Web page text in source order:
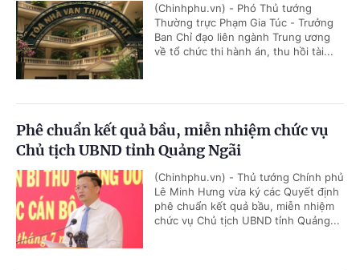
(Chinhphu.vn) - Phó Thủ tướng
Thường trực Phạm Gia Túc - Trưởng
Ban Chỉ đạo liên ngành Trung ương
về tổ chức thi hành án, thu hồi tài...
Phê chuẩn kết quả bầu, miễn nhiệm chức vụ
Chủ tịch UBND tỉnh Quảng Ngãi
(Chinhphu.vn) - Thủ tướng Chính phủ
Lê Minh Hưng vừa ký các Quyết định
phê chuẩn kết quả bầu, miễn nhiệm
chức vụ Chủ tịch UBND tỉnh Quảng...